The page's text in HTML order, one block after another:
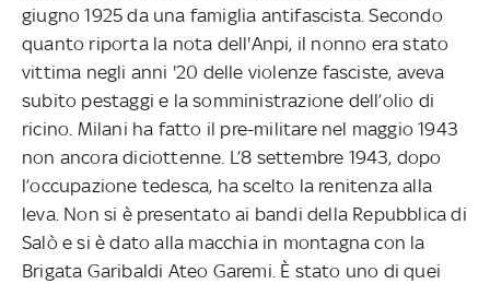
giugno 1925 da una famiglia antifascista. Secondo
quanto riporta la nota dell'Anpi, il nonno era stato
vittima negli anni '20 delle violenze fasciste, aveva
subito pestaggi e la somministrazione dell’olio di
ricino. Milani ha fatto il pre-militare nel maggio 1943
non ancora diciottenne. L’8 settembre 1943, dopo
l’occupazione tedesca, ha scelto la renitenza alla
leva. Non si è presentato ai bandi della Repubblica di
Salò e si è dato alla macchia in montagna con la
Brigata Garibaldi Ateo Garemi. È stato uno di quei